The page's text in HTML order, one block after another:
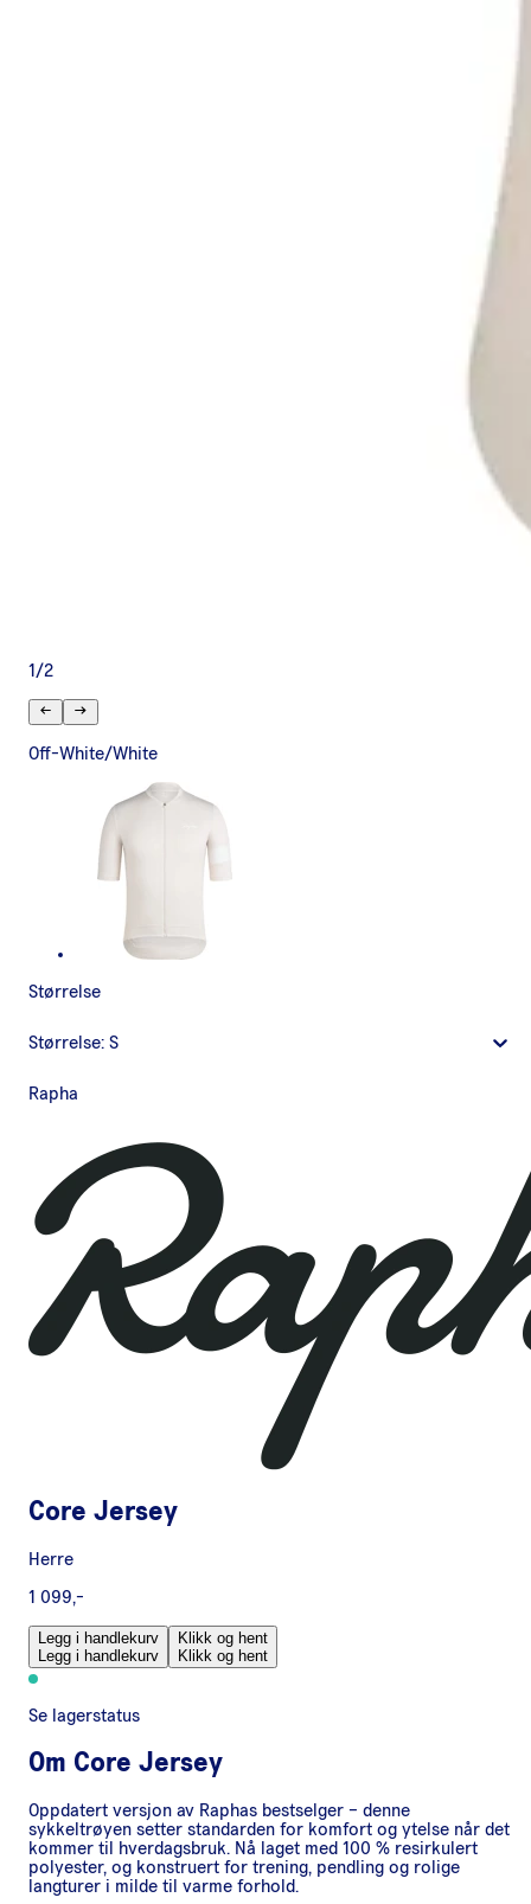
1 /2
Off-White/White
Størrelse
Størrelse: S
Rapha
Core Jersey
Herre
1 099,-
Legg i handlekurv
Legg i handlekurv
Klikk og hent
Klikk og hent
Se lagerstatus
Om Core Jersey
Oppdatert versjon av Raphas bestselger – denne
sykkeltrøyen setter standarden for komfort og ytelse når det
kommer til hverdagsbruk. Nå laget med 100 % resirkulert
polyester, og konstruert for trening, pendling og rolige
langturer i milde til varme forhold.